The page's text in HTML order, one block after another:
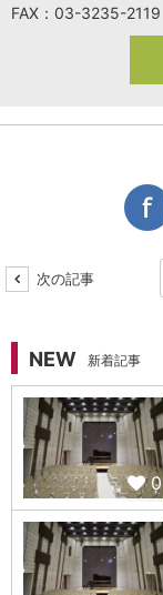
FAX：03-3235-2119
次の記事
NEW 新着記事
0